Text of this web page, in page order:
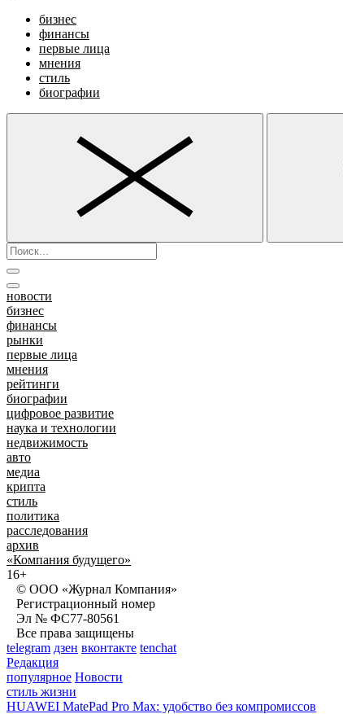
бизнес
финансы
первые лица
мнения
стиль
биографии
новости
бизнес
финансы
рынки
первые лица
мнения
рейтинги
биографии
цифровое развитие
наука и технологии
недвижимость
авто
медиа
крипта
стиль
политика
расследования
архив
«Компания будущего»
16+
© ООО «Журнал Компания»
Регистрационный номер
Эл № ФС77-80561
Все права защищены
telegram дзен вконтакте tenchat
Редакция
популярное Новости
стиль жизни
HUAWEI MatePad Pro Max: удобство без компромиссов